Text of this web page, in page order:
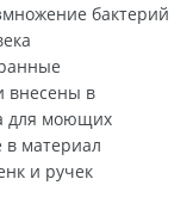
бактерий
внесены в
для моющих
в материал
и ручек